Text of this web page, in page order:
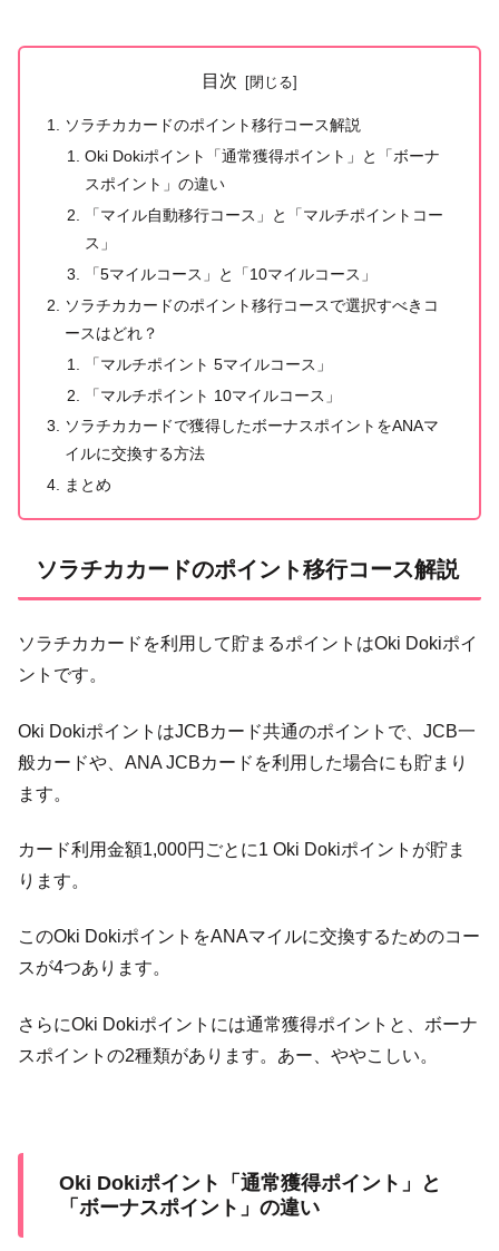
目次
ソラチカカードのポイント移行コース解説
Oki Dokiポイント「通常獲得ポイント」と「ボーナ
スポイント」の違い
「マイル自動移行コース」と「マルチポイントコー
ス」
「5マイルコース」と「10マイルコース」
ソラチカカードのポイント移行コースで選択すべきコ
ースはどれ？
「マルチポイント 5マイルコース」
「マルチポイント 10マイルコース」
ソラチカカードで獲得したボーナスポイントをANAマ
イルに交換する方法
まとめ
ソラチカカードのポイント移行コース解説
ソラチカカードを利用して貯まるポイントはOki Dokiポイ
ントです。
Oki DokiポイントはJCBカード共通のポイントで、JCB一
般カードや、ANA JCBカードを利用した場合にも貯まり
ます。
カード利用金額1,000円ごとに1 Oki Dokiポイントが貯ま
ります。
このOki DokiポイントをANAマイルに交換するためのコー
スが4つあります。
さらにOki Dokiポイントには通常獲得ポイントと、ボーナ
スポイントの2種類があります。あー、ややこしい。
Oki Dokiポイント「通常獲得ポイント」と
「ボーナスポイント」の違い